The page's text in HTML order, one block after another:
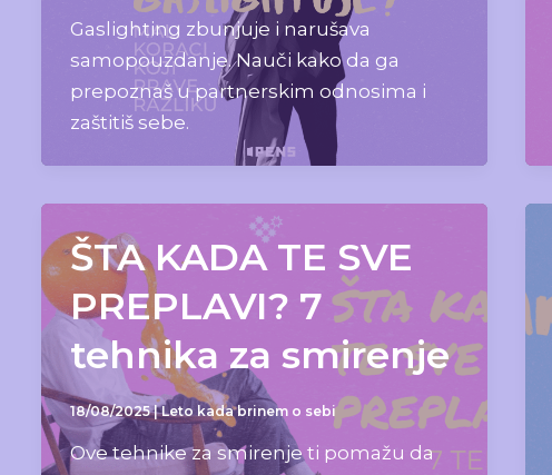
Gaslighting zbunjuje i narušava
samopouzdanje. Nauči kako da ga
prepoznaš u partnerskim odnosima i
zaštitiš sebe.
ŠTA KADA TE SVE
PREPLAVI? 7
tehnika za smirenje
18/08/2025|Leto kada brinem o sebi
Ove tehnike za smirenje ti pomažu da